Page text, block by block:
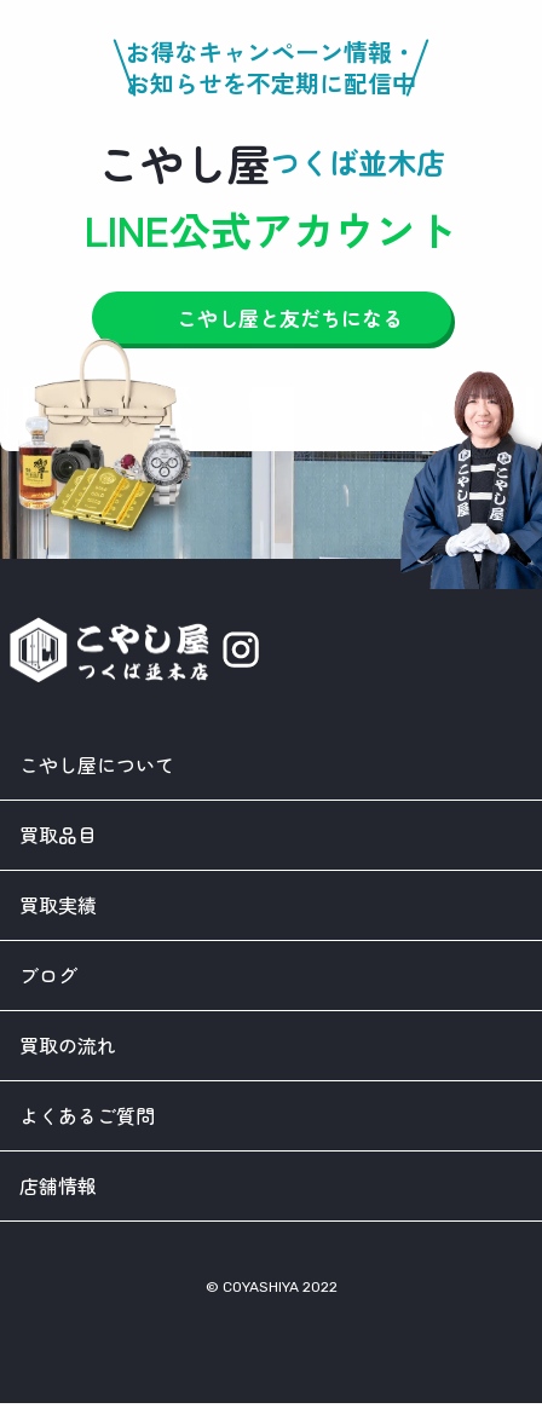
お得なキャンペーン情報・
お知らせを不定期に配信中
こやし屋つくば並木店
LINE公式アカウント
こやし屋と友だちになる
こやし屋について
買取品目
買取実績
ブログ
買取の流れ
よくあるご質問
店舗情報
© COYASHIYA 2022